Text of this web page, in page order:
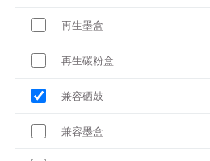
再生墨盒
再生碳粉盒
兼容硒鼓
兼容墨盒